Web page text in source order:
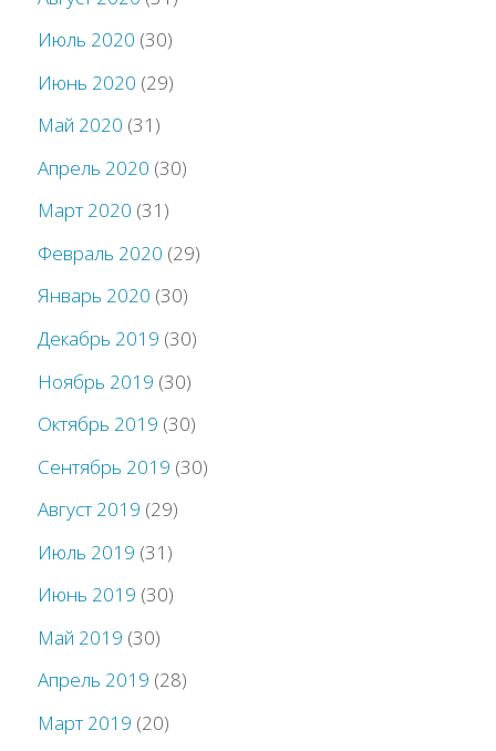
Июль 2020 (30)
Июнь 2020 (29)
Май 2020 (31)
Апрель 2020 (30)
Март 2020 (31)
Февраль 2020 (29)
Январь 2020 (30)
Декабрь 2019 (30)
Ноябрь 2019 (30)
Октябрь 2019 (30)
Сентябрь 2019 (30)
Август 2019 (29)
Июль 2019 (31)
Июнь 2019 (30)
Май 2019 (30)
Апрель 2019 (28)
Март 2019 (20)